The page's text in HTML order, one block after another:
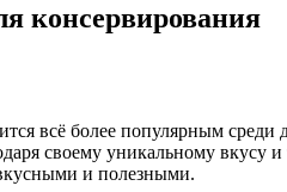
консервирования
всё более популярным
своему уникальному вкусу
и полезными.